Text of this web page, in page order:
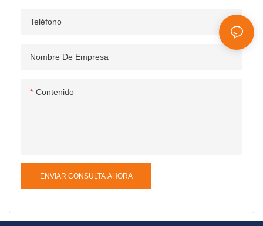
Teléfono
Nombre De Empresa
Contenido
ENVIAR CONSULTA AHORA